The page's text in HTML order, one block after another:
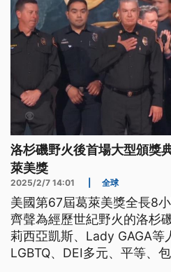
洛杉磯野火後首場大型頒獎
萊美獎
2025/2/7 14:01 全球
美國第67屆葛萊美獎全長8
齊聲為經歷世紀野火的洛杉
莉西亞凱斯、Lady GAGA等
LGBTQ、DEI多元、平等、